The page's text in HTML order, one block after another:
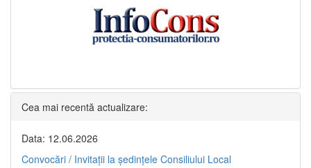
Cea mai recentă actualizare:
Data: 12.06.2026
Convocări / Invitaţii la şedinţele Consiliului Local